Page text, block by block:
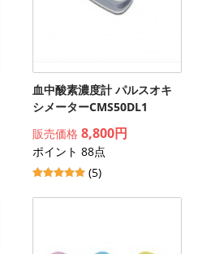
血中酸素濃度計 パルスオキ
シメーターCMS50DL1
販売価格 8,800円
ポイント 88点
(5)